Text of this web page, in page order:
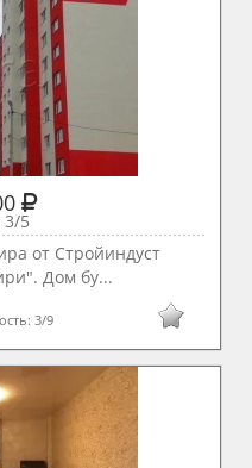
3/5
от Стройиндуст
Дом бу...
3/9